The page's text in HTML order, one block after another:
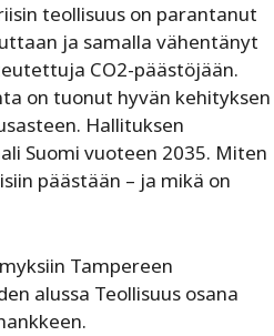
teollisuus on parantanut
ja samalla vähentänyt
CO2-päästöjään.
on tuonut hyvän kehityksen
Hallituksen
Suomi vuoteen 2035. Miten
päästään – ja mikä on
Tampereen
alussa Teollisuus osana